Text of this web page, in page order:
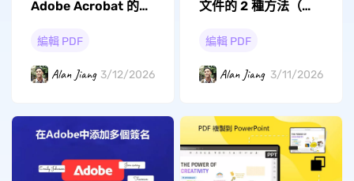
Adob​​e Acrobat 的情
片？
編輯 PDF
Alan Jiang 3/12/2026
文件的 2 種方法（線
編輯 PDF
Alan Jiang 3/11/2026